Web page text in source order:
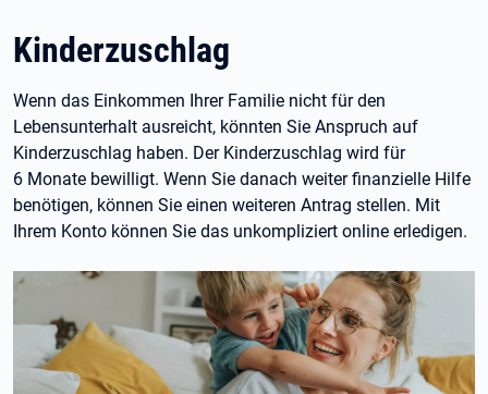
Kinderzuschlag
Wenn das Einkommen Ihrer Familie nicht für den
Lebensunterhalt ausreicht, könnten Sie Anspruch auf
Kinderzuschlag haben. Der Kinderzuschlag wird für
6 Monate bewilligt. Wenn Sie danach weiter finanzielle Hilfe
benötigen, können Sie einen weiteren Antrag stellen. Mit
Ihrem Konto können Sie das unkompliziert online erledigen.